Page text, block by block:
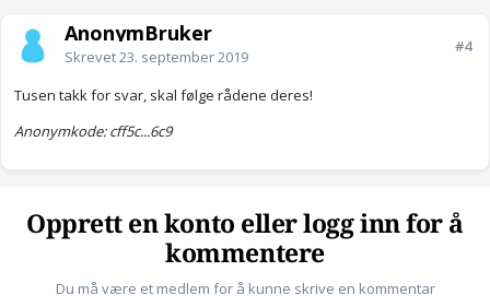
AnonymBruker
Skrevet23. september 2019
#4
Tusen takk for svar, skal følge rådene deres!
Anonymkode: cff5c...6c9
Opprett en konto eller logg inn for å
kommentere
Du må være et medlem for å kunne skrive en kommentar